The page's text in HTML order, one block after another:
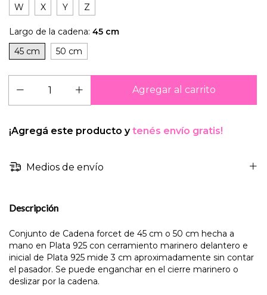
W X Y Z
Largo de la cadena: 45 cm
45 cm
50 cm
¡Agregá este producto ytenés envío gratis!
Medios de envío
Descripción
Conjunto de Cadena forcet de 45 cm o 50 cm hecha a
mano en Plata 925 con cerramiento marinero delantero e
inicial de Plata 925 mide 3 cm aproximadamente sin contar
el pasador. Se puede enganchar en el cierre marinero o
deslizar por la cadena.